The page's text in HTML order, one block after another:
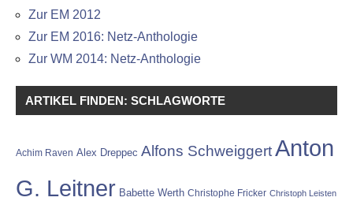
Zur EM 2012
Zur EM 2016: Netz-Anthologie
Zur WM 2014: Netz-Anthologie
ARTIKEL FINDEN: SCHLAGWORTE
Achim Raven Alex Dreppec Alfons Schweiggert Anton
G. Leitner Babette Werth Christophe Fricker Christoph Leisten